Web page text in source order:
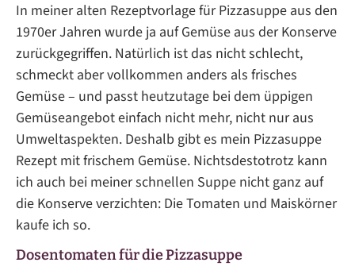
In meiner alten Rezeptvorlage für Pizzasuppe aus den
1970er Jahren wurde ja auf Gemüse aus der Konserve
zurückgegriffen. Natürlich ist das nicht schlecht,
schmeckt aber vollkommen anders als frisches
Gemüse – und passt heutzutage bei dem üppigen
Gemüseangebot einfach nicht mehr, nicht nur aus
Umweltaspekten. Deshalb gibt es mein Pizzasuppe
Rezept mit frischem Gemüse. Nichtsdestotrotz kann
ich auch bei meiner schnellen Suppe nicht ganz auf
die Konserve verzichten: Die Tomaten und Maiskörner
kaufe ich so.
Dosentomaten für die Pizzasuppe